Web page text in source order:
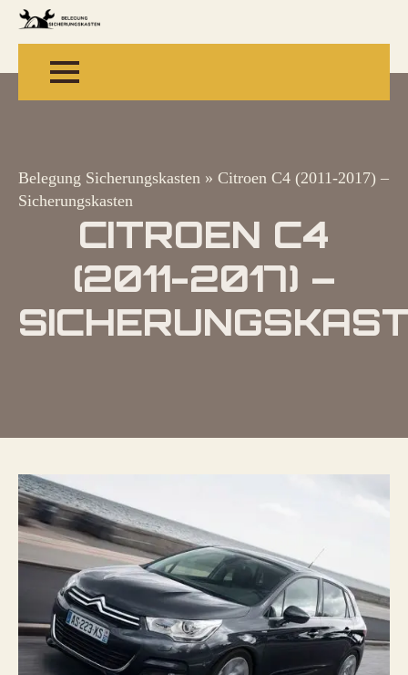
Belegung Sicherungskasten » Citroen C4 (2011-2017) –
Sicherungskasten
CITROEN C4
(2011-2017) –